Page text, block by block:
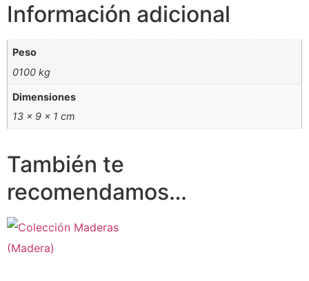
Información adicional
Peso
0100 kg
Dimensiones
13 × 9 × 1 cm
También te
recomendamos…